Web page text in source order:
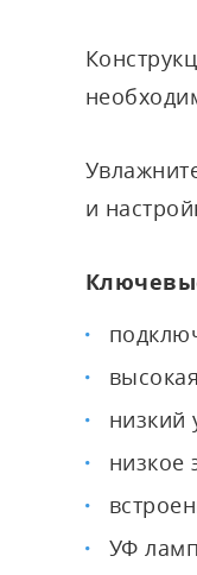
и
низкий
низкое
УФ